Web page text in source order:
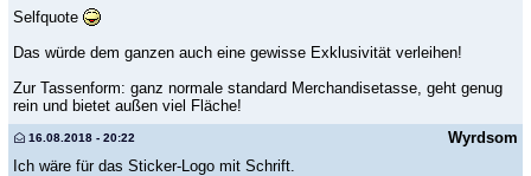
Selfquote
Das würde dem ganzen auch eine gewisse Exklusivität verleihen!
Zur Tassenform: ganz normale standard Merchandisetasse, geht genug
rein und bietet außen viel Fläche!
Wyrdsom
16.08.2018 - 20:22
Ich wäre für das Sticker-Logo mit Schrift.